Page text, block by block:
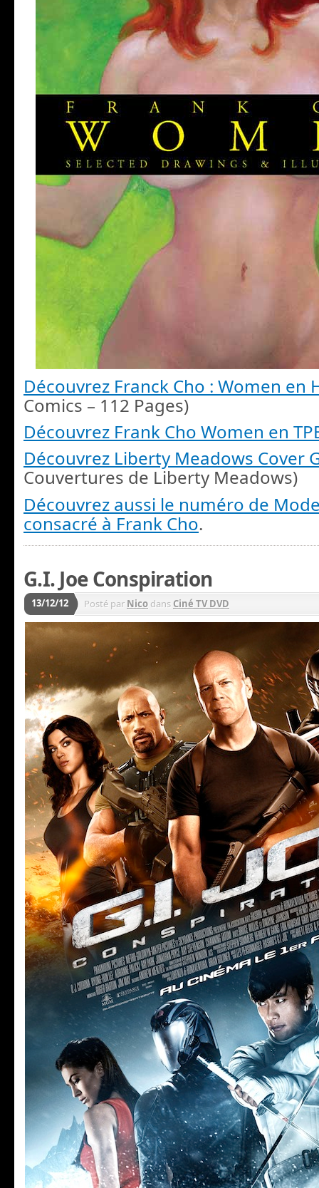
Découvrez Franck Cho : Women en
Comics – 112 Pages)
Découvrez Frank Cho Women en
Découvrez Liberty Meadows Cover
Couvertures de Liberty Meadows)
Découvrez aussi le numéro de
consacré à Frank Cho.
G.I. Joe Conspiration
13/12/12 Posté par Nico dans Ciné TV DVD